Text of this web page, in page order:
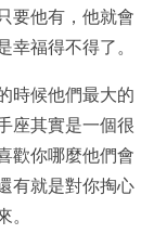
要他有，他就會
幸福得不得了。
時候他們最大的
座其實是一個很
歡你哪麼他們會
有就是對你掏心
。